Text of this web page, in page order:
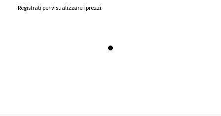
Registrati per visualizzare i prezzi.